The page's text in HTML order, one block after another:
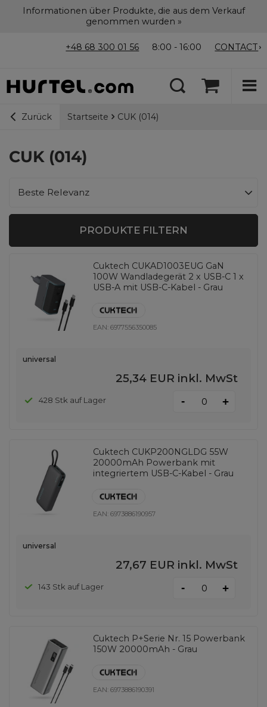
Informationen über Produkte, die aus dem Verkauf
genommen wurden »
+48 68 300 01 56 8:00 - 16:00 CONTACT
Zurück Startseite CUK (014)
CUK (014)
Sortierung ändern
Beste Relevanz
PRODUKTE FILTERN
Cuktech CUKAD1003EUG GaN
100W Wandladegerät 2 x USB-C 1 x
USB-A mit USB-C-Kabel - Grau
EAN:6977556350085
universal
25,34 EUR inkl. MwSt
428 Stk auf Lager - +
Cuktech CUKP200NGLDG 55W
20000mAh Powerbank mit
integriertem USB-C-Kabel - Grau
EAN:6973886190957
universal
27,67 EUR inkl. MwSt
143 Stk auf Lager - +
Cuktech P+Serie Nr. 15 Powerbank
150W 20000mAh - Grau
EAN:6973886190391